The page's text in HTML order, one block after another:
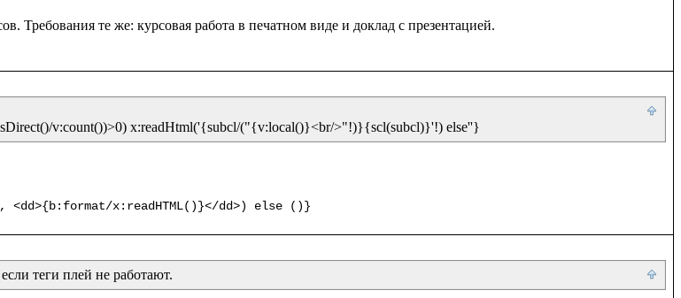
Требования те же: курсовая работа в печатном виде и доклад с презентацией.
x:readHTML()}</dd>) else ()}
теги плей не работают.